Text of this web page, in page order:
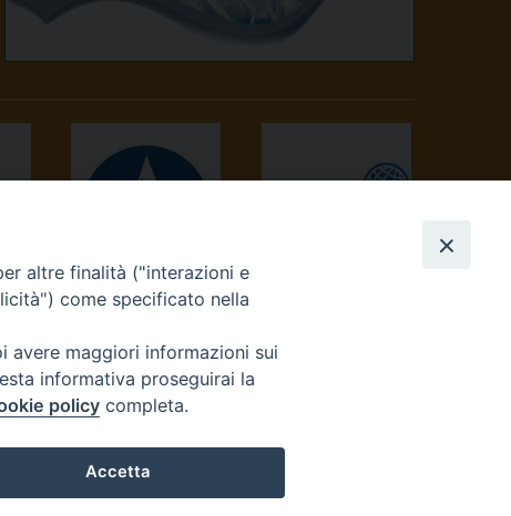
AVVENIRE
altre finalità ("interazioni e
come specificato nella
avere maggiori informazioni sui
informativa proseguirai la
policy completa.
Accetta